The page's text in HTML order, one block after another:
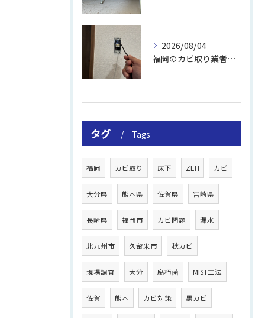
2026/08/04
福岡のカビ取り業者おすすめの選び方と費用
タグ Tags
福岡 カビ取り 床下 ZEH カビ
大分県 熊本県 佐賀県 宮崎県
長崎県 福岡市 カビ問題 漏水
北九州市 久留米市 秋カビ
現場調査 大分 腐朽菌 MIST工法
佐賀 熊本 カビ対策 黒カビ